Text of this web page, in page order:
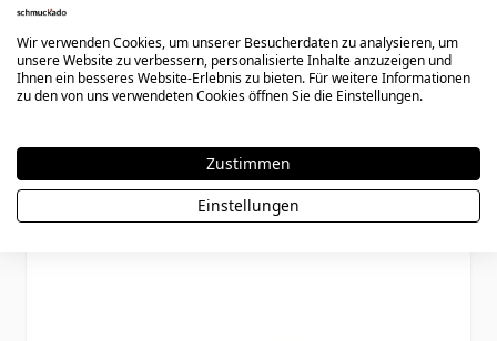
Armbandlänge vor der Bestellung sorgfältig.
Könnte dir auch gefallen
Press to skip carousel
Wir verwenden Cookies, um unserer Besucherdaten zu analysieren, um
unsere Website zu verbessern, personalisierte Inhalte anzuzeigen und
Ihnen ein besseres Website-Erlebnis zu bieten. Für weitere Informationen
zu den von uns verwendeten Cookies öffnen Sie die Einstellungen.
Zustimmen
Einstellungen